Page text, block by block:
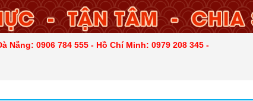
Nẵng: 0906 784 555 - Hồ Chí Minh: 0979 208 345 -